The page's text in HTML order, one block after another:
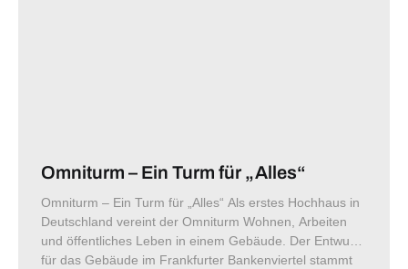
Omniturm – Ein Turm für „Alles“
Omniturm – Ein Turm für „Alles“ Als erstes Hochhaus in
Deutschland vereint der Omniturm Wohnen, Arbeiten
und öffentliches Leben in einem Gebäude. Der Entwurf
für das Gebäude im Frankfurter Bankenviertel stammt